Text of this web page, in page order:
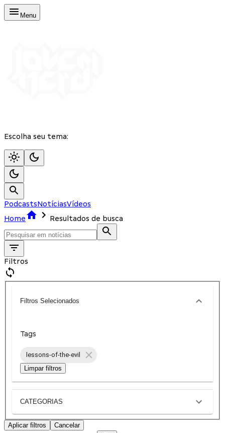
Menu
Escolha seu tema:
PodcastsNotíciasVídeos
Home
Resultados de busca
Filtros
Filtros Selecionados
Tags
lessons-of-the-evil
Limpar filtros
CATEGORIAS
Aplicar filtros Cancelar